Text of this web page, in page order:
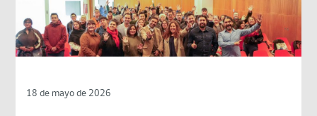
18 de mayo de 2026